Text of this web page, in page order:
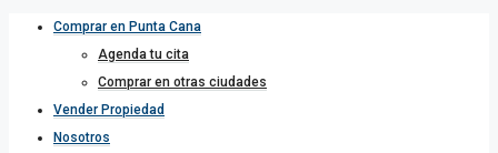
Comprar en Punta Cana
Agenda tu cita
Comprar en otras ciudades
Vender Propiedad
Nosotros